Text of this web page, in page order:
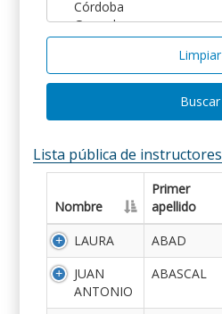
Limpiar
Buscar
Lista pública de instructores
Nombre
Primer
apellido
LAURA
ABAD
JUAN
ANTONIO
ABASCAL